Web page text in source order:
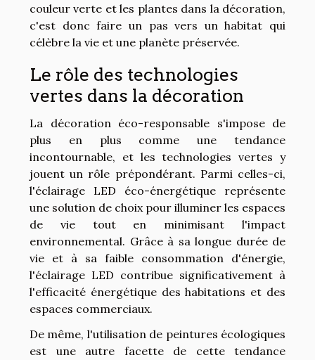
couleur verte et les plantes dans la décoration,
c'est donc faire un pas vers un habitat qui
célèbre la vie et une planète préservée.
Le rôle des technologies
vertes dans la décoration
La décoration éco-responsable s'impose de
plus en plus comme une tendance
incontournable, et les technologies vertes y
jouent un rôle prépondérant. Parmi celles-ci,
l'éclairage LED éco-énergétique représente
une solution de choix pour illuminer les espaces
de vie tout en minimisant l'impact
environnemental. Grâce à sa longue durée de
vie et à sa faible consommation d'énergie,
l'éclairage LED contribue significativement à
l'efficacité énergétique des habitations et des
espaces commerciaux.
De même, l'utilisation de peintures écologiques
est une autre facette de cette tendance